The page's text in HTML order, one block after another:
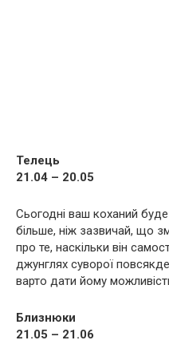
Телець
21.04 – 20.05
Сьогодні ваш коханий
більше, ніж зазвичай, що
про те, наскільки він
джунглях суворої
варто дати йому
Близнюки
21.05 – 21.06